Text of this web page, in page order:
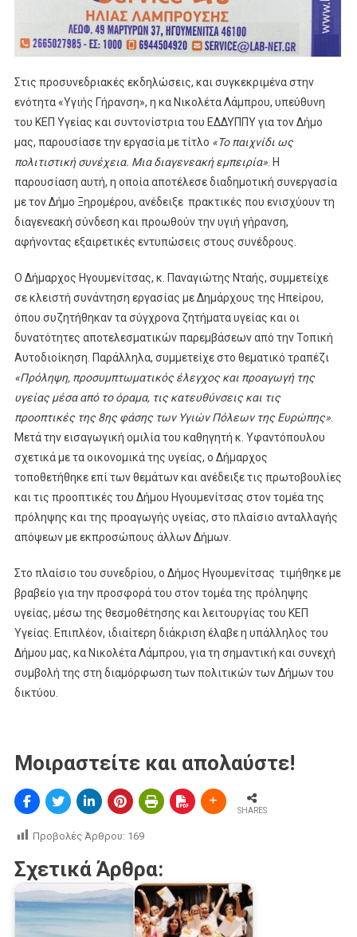
Στις προσυνεδριακές εκδηλώσεις, και συγκεκριμένα στην
ενότητα «Υγιής Γήρανση», η κα Νικολέτα Λάμπρου, υπεύθυνη
του ΚΕΠ Υγείας και συντονίστρια του ΕΔΔΥΠΠΥ για τον Δήμο
μας, παρουσίασε την εργασία με τίτλο «Το παιχνίδι ως
πολιτιστική συνέχεια. Μια διαγενεακή εμπειρία». Η
παρουσίαση αυτή, η οποία αποτέλεσε διαδημοτική συνεργασία
με τον Δήμο Ξηρομέρου, ανέδειξε πρακτικές που ενισχύουν τη
διαγενεακή σύνδεση και προωθούν την υγιή γήρανση,
αφήνοντας εξαιρετικές εντυπώσεις στους συνέδρους.
Ο Δήμαρχος Ηγουμενίτσας, κ. Παναγιώτης Νταής, συμμετείχε
σε κλειστή συνάντηση εργασίας με Δημάρχους της Ηπείρου,
όπου συζητήθηκαν τα σύγχρονα ζητήματα υγείας και οι
δυνατότητες αποτελεσματικών παρεμβάσεων από την Τοπική
Αυτοδιοίκηση. Παράλληλα, συμμετείχε στο θεματικό τραπέζι
«Πρόληψη, προσυμπτωματικός έλεγχος και προαγωγή της
υγείας μέσα από το όραμα, τις κατευθύνσεις και τις
προοπτικές της 8ης φάσης των Υγιών Πόλεων της Ευρώπης».
Μετά την εισαγωγική ομιλία του καθηγητή κ. Υφαντόπουλου
σχετικά με τα οικονομικά της υγείας, ο Δήμαρχος
τοποθετήθηκε επί των θεμάτων και ανέδειξε τις πρωτοβουλίες
και τις προοπτικές του Δήμου Ηγουμενίτσας στον τομέα της
πρόληψης και της προαγωγής υγείας, στο πλαίσιο ανταλλαγής
απόψεων με εκπροσώπους άλλων Δήμων.
Στο πλαίσιο του συνεδρίου, ο Δήμος Ηγουμενίτσας τιμήθηκε με
βραβείο για την προσφορά του στον τομέα της πρόληψης
υγείας, μέσω της θεσμοθέτησης και λειτουργίας του ΚΕΠ
Υγείας. Επιπλέον, ιδιαίτερη διάκριση έλαβε η υπάλληλος του
Δήμου μας, κα Νικολέτα Λάμπρου, για τη σημαντική και συνεχή
συμβολή της στη διαμόρφωση των πολιτικών των Δήμων του
δικτύου.
Μοιραστείτε και απολαύστε!
SHARES
Προβολές Άρθρου: 169
Σχετικά Άρθρα: